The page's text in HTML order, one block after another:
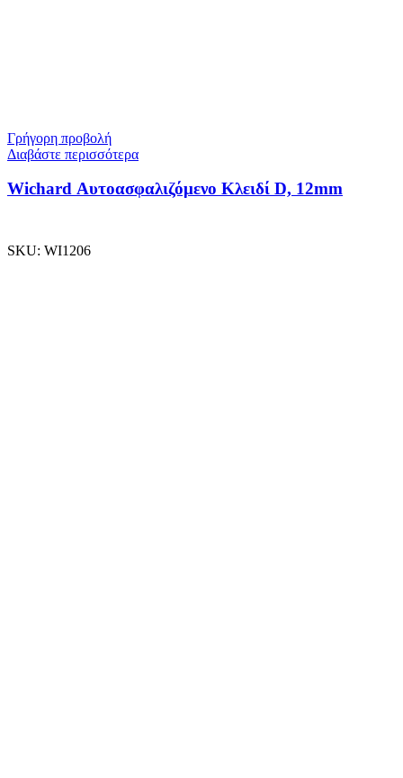
Γρήγορη προβολή
Διαβάστε περισσότερα
Wichard Αυτοασφαλιζόμενο Κλειδί D, 12mm
SKU: WI1206